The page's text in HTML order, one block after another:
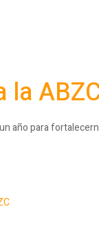
año para